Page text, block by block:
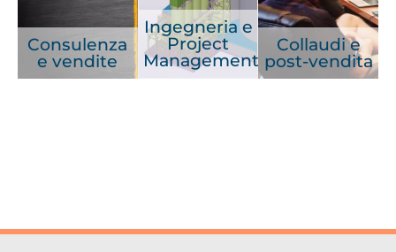
Consulenza
e vendite
Ingegneria e
Project
Management
Collaudi e
post-vendita